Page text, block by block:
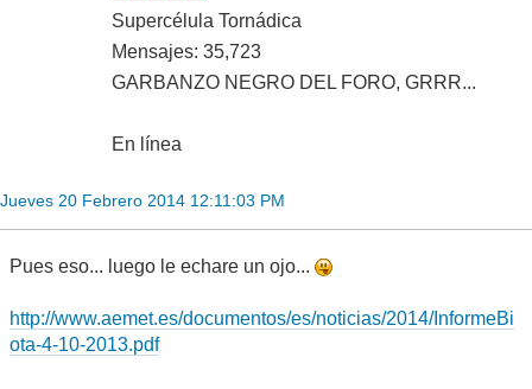
Supercélula Tornádica
Mensajes: 35,723
GARBANZO NEGRO DEL FORO, GRRR...
En línea
Jueves 20 Febrero 2014 12:11:03 PM
Pues eso... luego le echare un ojo...
http://www.aemet.es/documentos/es/noticias/2014/InformeBi
ota-4-10-2013.pdf